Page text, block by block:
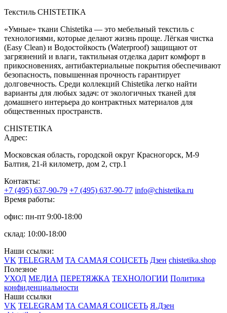
Текстиль CHISTETIKA
«Умные» ткани Chistetika — это мебельный текстиль с
технологиями, которые делают жизнь проще. Лёгкая чистка
(Easy Clean) и Водостойкость (Waterproof) защищают от
загрязнений и влаги, тактильная отделка дарит комфорт в
прикосновениях, антибактериальные покрытия обеспечивают
безопасность, повышенная прочность гарантирует
долговечность. Среди коллекций Chistetika легко найти
варианты для любых задач: от экологичных тканей для
домашнего интерьера до контрактных материалов для
общественных пространств.
CHISTETIKA
Адрес:
Московская область, городской округ Красногорск, М-9
Балтия, 21-й километр, дом 2, стр.1
Контакты:
+7 (495) 637-90-79 +7 (495) 637-90-77 info@chistetika.ru
Время работы:
офис: пн-пт 9:00-18:00
склад: 10:00-18:00
Наши ссылки:
VK TELEGRAM ТА САМАЯ СОЦСЕТЬ Дзен chistetika.shop
Полезное
УХОД МЕДИА ПЕРЕТЯЖКА ТЕХНОЛОГИИ Политика
конфиденциальности
Наши ссылки
VK TELEGRAM ТА САМАЯ СОЦСЕТЬ Я.Дзен